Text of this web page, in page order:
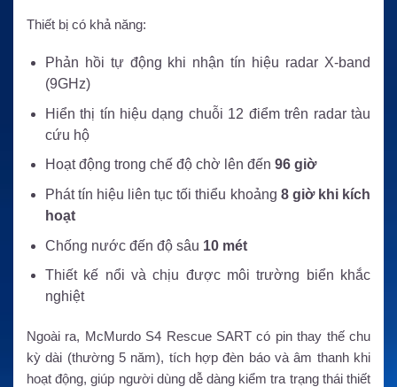
Thiết bị có khả năng:
Phản hồi tự động khi nhận tín hiệu radar X-band
(9GHz)
Hiển thị tín hiệu dạng chuỗi 12 điểm trên radar tàu
cứu hộ
Hoạt động trong chế độ chờ lên đến 96 giờ
Phát tín hiệu liên tục tối thiểu khoảng 8 giờ khi kích
hoạt
Chống nước đến độ sâu 10 mét
Thiết kế nổi và chịu được môi trường biển khắc
nghiệt
Ngoài ra, McMurdo S4 Rescue SART có pin thay thế chu
kỳ dài (thường 5 năm), tích hợp đèn báo và âm thanh khi
hoạt động, giúp người dùng dễ dàng kiểm tra trạng thái thiết